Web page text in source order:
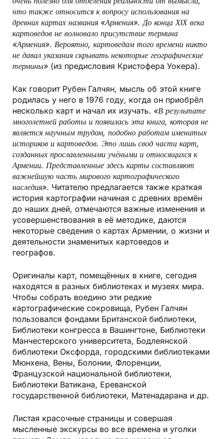
что также относится к вопросу использования на
древних картах названия «Армения». До конца ХIХ века
картоведов не волновало присутствие термина
«Армения». Вероятно, картоведам того времени никто
не давал указания скрывать некоторые географические
термины» (из предисловия Кристофера Уокера).
Как говорит Рубен Галчян, мысль об этой книге
родилась у него в 1976 году, когда он приобрёл
несколько карт и начал их изучать. «В результате
многолетней работы и появилась эта книга, которая не
является научным трудом, подобно работам именитых
историков и картоведов. Это лишь свод части карт,
созданных прославленными учёными и относящихся к
Армении. Представленные здесь карты составляют
важнейшую часть мирового картографического
наследия». Читателю предлагается также краткая
история картографии начиная с древних времён
до наших дней, отмечаются важные изменения и
усовершенствования в её методике, даются
некоторые сведения о картах Армении, о жизни и
деятельности знаменитых картоведов и
географов.
Оригиналы карт, помещённых в книге, сегодня
находятся в разных библиотеках и музеях мира.
Чтобы собрать воедино эти редкие
картографические сокровища, Рубен Галчян
пользовался фондами Британской библиотеки,
Библиотеки конгресса в Вашингтоне, Библиотеки
Манчестерского университета, Бодлеянской
библиотеки Оксфорда, городскими библиотеками
Мюнхена, Вены, Болонии, Флоренции,
Французской национальной библиотеки,
Библиотеки Ватикана, Ереванской
государственной библиотеки, Матенадарана и др.
Листая красочные страницы и совершая
мысленные экскурсы во все времена и уголки